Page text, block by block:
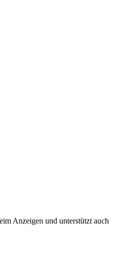
Anzeigen und unterstützt auch